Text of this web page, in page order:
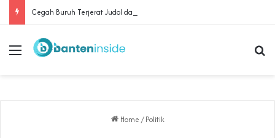
Menu
Home / Politik